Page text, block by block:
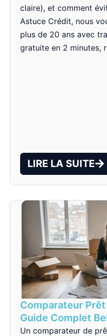
claire), et comment
Astuce Crédit, nous
plus de 20 ans avec
gratuite en 2 minutes,
LIRE LA SUITE
Comparateur
Guide Complet
Un comparateur de